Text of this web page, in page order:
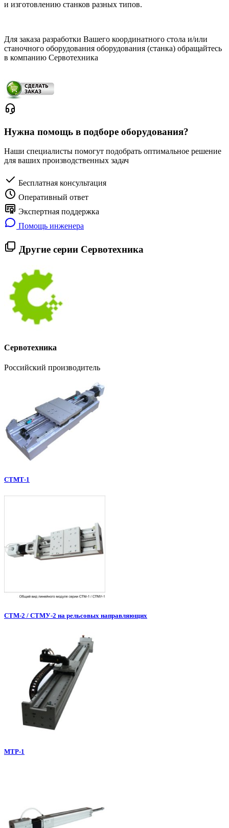
и изготовлению станков разных типов.
Для заказа разработки Вашего координатного стола и/или
станочного оборудования оборудования (станка) обращайтесь
в компанию Сервотехника
Нужна помощь в подборе оборудования?
Наши специалисты помогут подобрать оптимальное решение
для ваших производственных задач
Бесплатная консультация
Оперативный ответ
Экспертная поддержка
Помощь инженера
Другие серии Сервотехника
Сервотехника
Российский производитель
СТМТ-1
СТМ-2 / СТМУ-2 на рельсовых направляющих
МТР-1